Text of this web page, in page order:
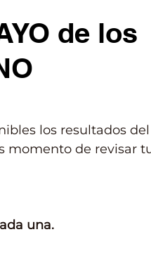
de los
los resultados del
momento de revisar
una.